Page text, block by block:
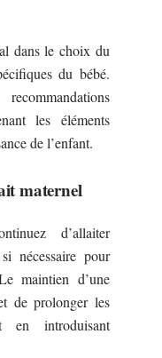
dans le choix du
du bébé.
les éléments
de l’enfant.
maternel
d’allaiter
nécessaire pour
maintien d’une
de prolonger les
introduisant